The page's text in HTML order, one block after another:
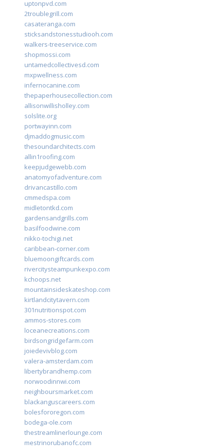
uptonpvd.com
2troublegrill.com
casateranga.com
sticksandstonesstudiooh.com
walkers-treeservice.com
shopmossi.com
untamedcollectivesd.com
mxpwellness.com
infernocanine.com
thepaperhousecollection.com
allisonwillisholley.com
solslite.org
portwayinn.com
djmaddogmusic.com
thesoundarchitects.com
allin1roofing.com
keepjudgewebb.com
anatomyofadventure.com
drivancastillo.com
cmmedspa.com
midletontkd.com
gardensandgrills.com
basilfoodwine.com
nikko-tochigi.net
caribbean-corner.com
bluemoongiftcards.com
rivercitysteampunkexpo.com
kchoops.net
mountainsideskateshop.com
kirtlandcitytavern.com
301nutritionspot.com
ammos-stores.com
loceanecreations.com
birdsongridgefarm.com
joiedevivblog.com
valera-amsterdam.com
libertybrandhemp.com
norwoodinnwi.com
neighboursmarket.com
blackanguscareers.com
bolesfororegon.com
bodega-ole.com
thestreamlinerlounge.com
mestrinorubanofc.com